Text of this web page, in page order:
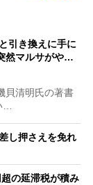
引き換えに手に
然マルサがや…
貝清明氏の著書
…
し押さえを免れ
の延滞税が積み